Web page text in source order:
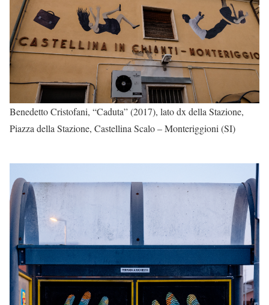
Benedetto Cristofani, “Caduta” (2017), lato dx della Stazione,
Piazza della Stazione, Castellina Scalo – Monteriggioni (SI)